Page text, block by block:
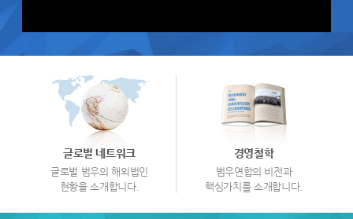
글로벌 네트워크
글로벌 범우의 해외법인
현황을 소개합니다.
경영철학
범우연합의 비전과
핵심가치를 소개합니다.